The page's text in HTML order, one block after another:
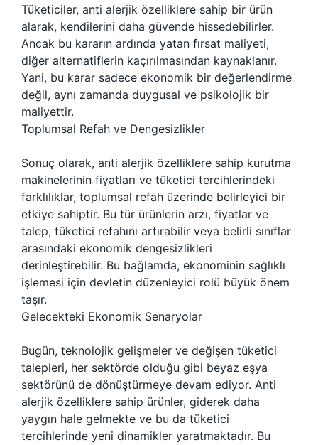
Tüketiciler, anti alerjik özelliklere sahip bir ürün
alarak, kendilerini daha güvende hissedebilirler.
Ancak bu kararın ardında yatan fırsat maliyeti,
diğer alternatiflerin kaçırılmasından kaynaklanır.
Yani, bu karar sadece ekonomik bir değerlendirme
değil, aynı zamanda duygusal ve psikolojik bir
maliyettir.
Toplumsal Refah ve Dengesizlikler
Sonuç olarak, anti alerjik özelliklere sahip kurutma
makinelerinin fiyatları ve tüketici tercihlerindeki
farklılıklar, toplumsal refah üzerinde belirleyici bir
etkiye sahiptir. Bu tür ürünlerin arzı, fiyatlar ve
talep, tüketici refahını artırabilir veya belirli sınıflar
arasındaki ekonomik dengesizlikleri
derinleştirebilir. Bu bağlamda, ekonominin sağlıklı
işlemesi için devletin düzenleyici rolü büyük önem
taşır.
Gelecekteki Ekonomik Senaryolar
Bugün, teknolojik gelişmeler ve değişen tüketici
talepleri, her sektörde olduğu gibi beyaz eşya
sektörünü de dönüştürmeye devam ediyor. Anti
alerjik özelliklere sahip ürünler, giderek daha
yaygın hale gelmekte ve bu da tüketici
tercihlerinde yeni dinamikler yaratmaktadır. Bu